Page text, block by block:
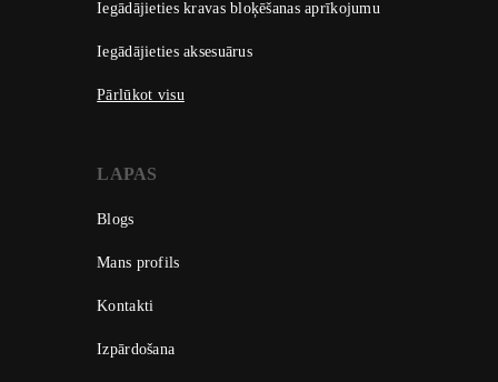
Iegādājieties kravas bloķēšanas aprīkojumu
Iegādājieties aksesuārus
Pārlūkot visu
LAPAS
Blogs
Mans profils
Kontakti
Izpārdošana